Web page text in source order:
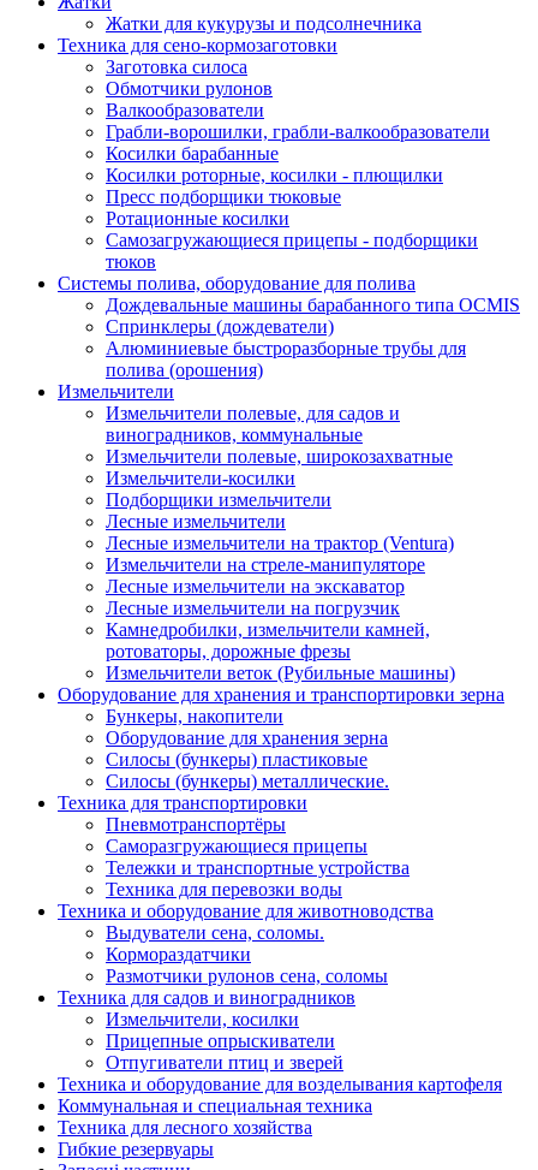
Жатки для кукурузы и подсолнечника
Техника для сено-кормозаготовки
Заготовка силоса
Обмотчики рулонов
Валкообразователи
Грабли-ворошилки, грабли-валкообразователи
Косилки барабанные
Косилки роторные, косилки - плющилки
Пресс подборщики тюковые
Ротационные косилки
Самозагружающиеся прицепы - подборщики
тюков
Системы полива, оборудование для полива
Дождевальные машины барабанного типа OCMIS
Спринклеры (дождеватели)
Алюминиевые быстроразборные трубы для
полива (орошения)
Измельчители
Измельчители полевые, для садов и
виноградников, коммунальные
Измельчители полевые, широкозахватные
Измельчители-косилки
Подборщики измельчители
Лесные измельчители
Лесные измельчители на трактор (Ventura)
Измельчители на стреле-манипуляторе
Лесные измельчители на экскаватор
Лесные измельчители на погрузчик
Камнедробилки, измельчители камней,
ротоваторы, дорожные фрезы
Измельчители веток (Рубильные машины)
Оборудование для хранения и транспортировки зерна
Бункеры, накопители
Оборудование для хранения зерна
Силосы (бункеры) пластиковые
Силосы (бункеры) металлические.
Техника для транспортировки
Пневмотранспортёры
Саморазгружающиеся прицепы
Тележки и транспортные устройства
Техника для перевозки воды
Техника и оборудование для животноводства
Выдуватели сена, соломы.
Кормораздатчики
Размотчики рулонов сена, соломы
Техника для садов и виноградников
Измельчители, косилки
Прицепные опрыскиватели
Отпугиватели птиц и зверей
Техника и оборудование для возделывания картофеля
Коммунальная и специальная техника
Техника для лесного хозяйства
Гибкие резервуары